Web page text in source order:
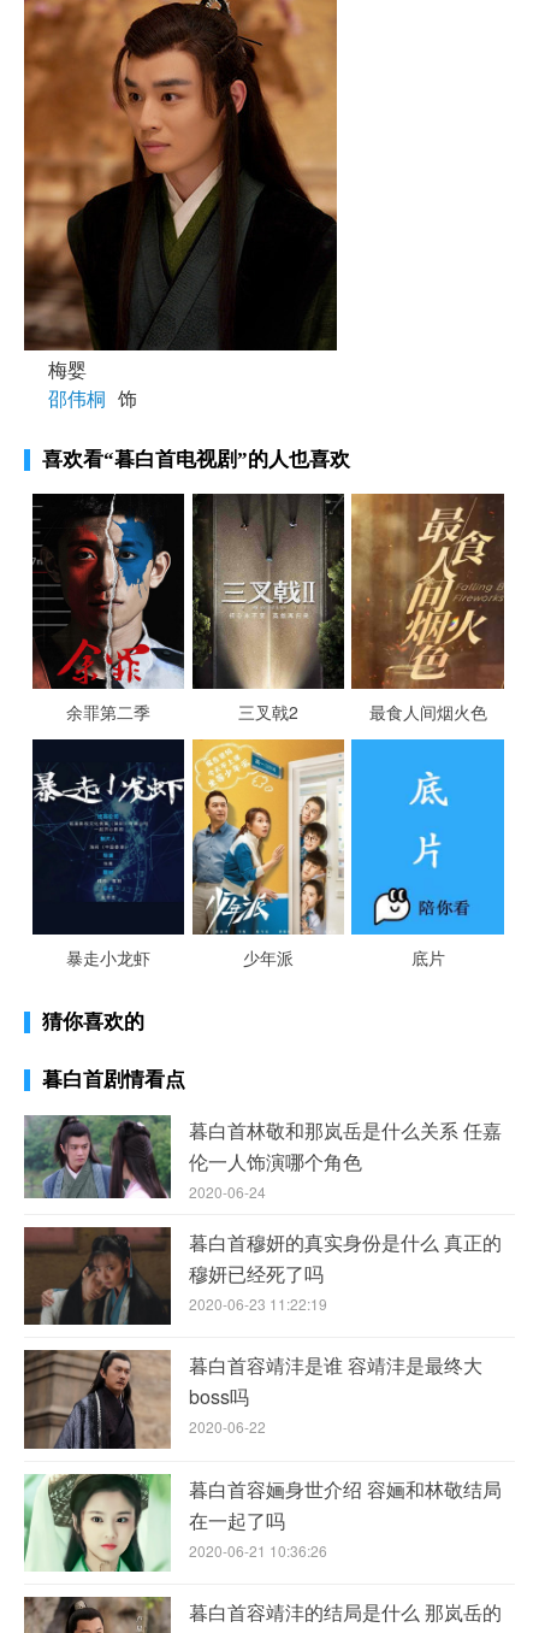
梅婴
邵伟桐 饰
喜欢看“暮白首电视剧”的人也喜欢
余罪第二季 三叉戟2 最食人间烟火色
暴走小龙虾 少年派 底片
猜你喜欢的
暮白首剧情看点
暮白首林敬和那岚岳是什么关系 任嘉
伦一人饰演哪个角色
2020-06-24
暮白首穆妍的真实身份是什么 真正的
穆妍已经死了吗
2020-06-23 11:22:19
暮白首容靖沣是谁 容靖沣是最终大
boss吗
2020-06-22
暮白首容婳身世介绍 容婳和林敬结局
在一起了吗
2020-06-21 10:36:26
暮白首容靖沣的结局是什么 那岚岳的